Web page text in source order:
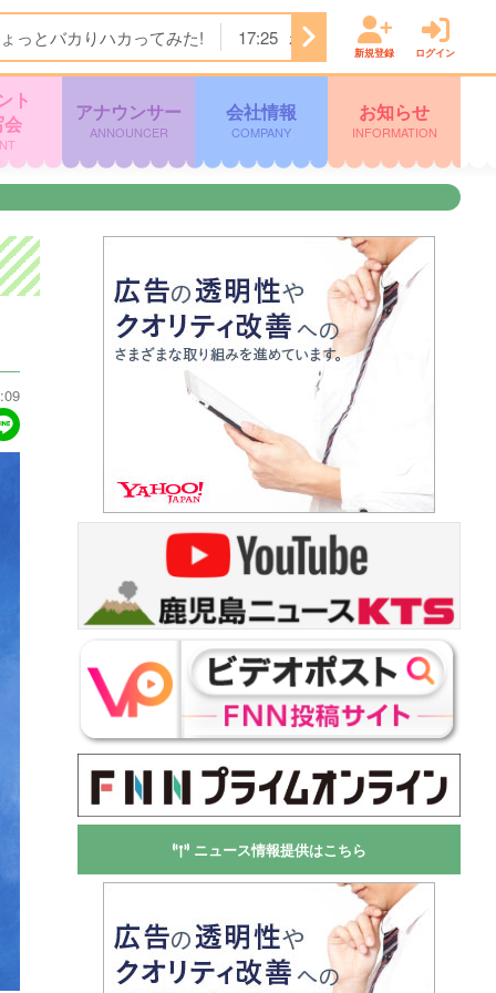
っとバカりハカってみた! 17:25 わんにゃん＋ かごしま
新規登録 ログイン
ト
アナウンサー
ANNOUNCER
会社情報
COMPANY
お知らせ
INFORMATION
ニュース情報提供はこちら